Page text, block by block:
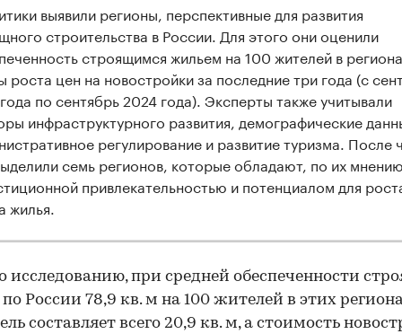
выявили регионы, перспективные для развития
строительства в России. Для этого они оценили
строящимся жильем на 100 жителей в
роста цен на новостройки за последние три года (с
по сентябрь 2024 года). Эксперты также учитывали
инфраструктурного развития, демографические
регулирование и развитие туризма. После
семь регионов, которые обладают, по их
привлекательностью и потенциалом для
жилья.
исследованию, при средней обеспеченности
России 78,9 кв. м на 100 жителей в этих
составляет всего 20,9 кв. м, а стоимость